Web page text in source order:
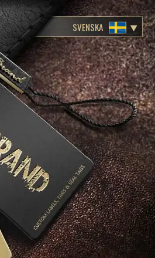
SVENSKA